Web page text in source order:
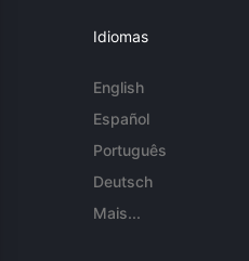
Idiomas
English
Español
Português
Deutsch
Mais...